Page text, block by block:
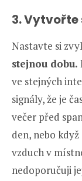
3. Vytvořte
Nastavte si
stejnou dobu.
ve stejných
signály, že je
večer před
den, nebo
vzduch v
nedoporučuji